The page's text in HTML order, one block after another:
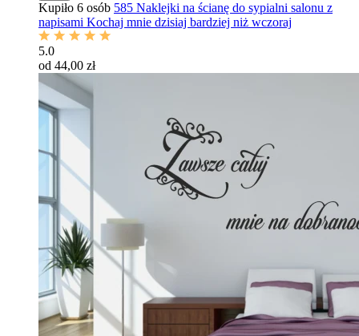
Kupiło 6 osób 585 Naklejki na ścianę do sypialni salonu z
napisami Kochaj mnie dzisiaj bardziej niż wczoraj
5.0
od 44,00 zł